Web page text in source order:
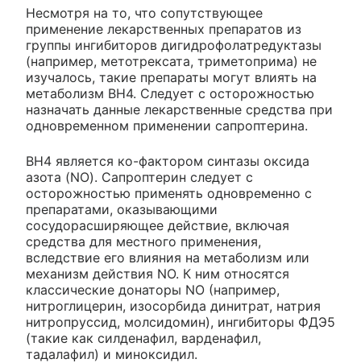
Несмотря на то, что сопутствующее
применение лекарственных препаратов из
группы ингибиторов дигидрофолатредуктазы
(например, метотрексата, триметоприма) не
изучалось, такие препараты могут влиять на
метаболизм ВН4. Следует с осторожностью
назначать данные лекарственные средства при
одновременном применении сапроптерина.
ВН4 является ко-фактором синтазы оксида
азота (NO). Сапроптерин следует с
осторожностью применять одновременно с
препаратами, оказывающими
сосудорасширяющее действие, включая
средства для местного применения,
вследствие его влияния на метаболизм или
механизм действия NO. К ним относятся
классические донаторы NO (например,
нитроглицерин, изосорбида динитрат, натрия
нитропруссид, молсидомин), ингибиторы ФДЭ5
(такие как силденафил, варденафил,
тадалафил) и миноксидил.